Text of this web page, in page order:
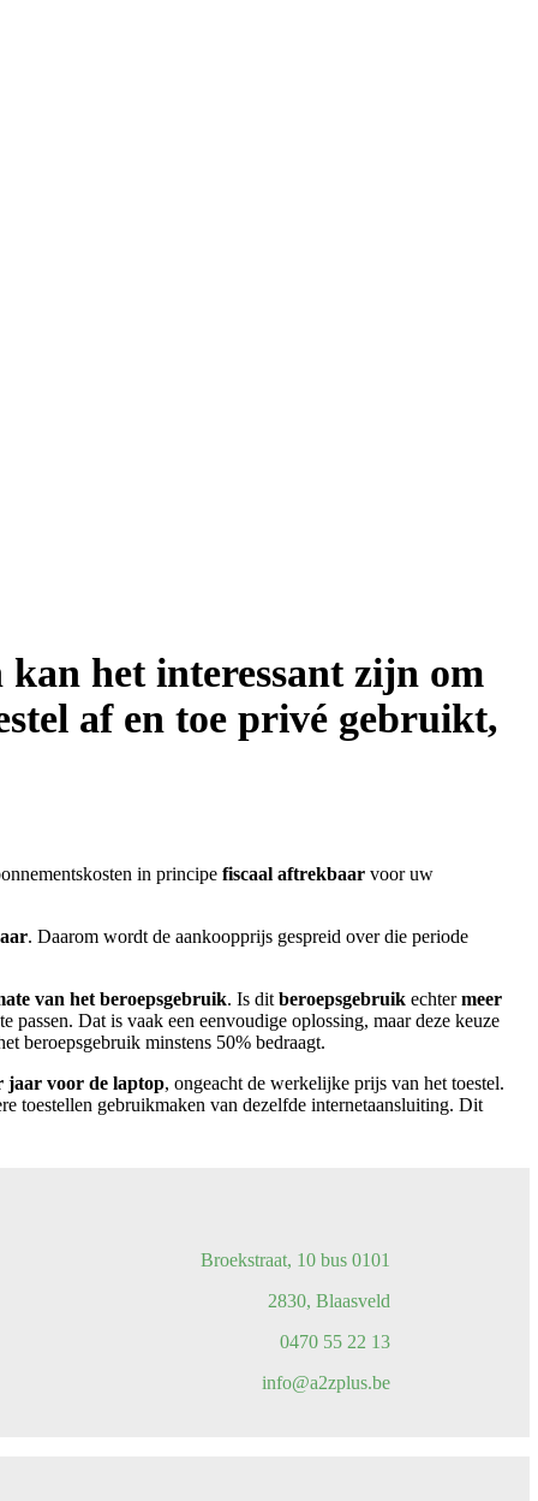
het interessant zijn om
af en toe privé gebruikt,
in principe fiscaal aftrekbaar voor uw
. Daarom wordt de aankoopprijs gespreid over die periode
van het beroepsgebruik. Is dit beroepsgebruik echtermeer
passen. Dat is vaak een eenvoudige oplossing, maar deze keuze
beroepsgebruik minstens 50% bedraagt.
jaar voor de laptop, ongeacht de werkelijke prijs van het toestel.
toestellen gebruikmaken van dezelfde internetaansluiting. Dit
Broekstraat, 10 bus 0101
2830, Blaasveld
0470 55 22 13
info@a2zplus.be